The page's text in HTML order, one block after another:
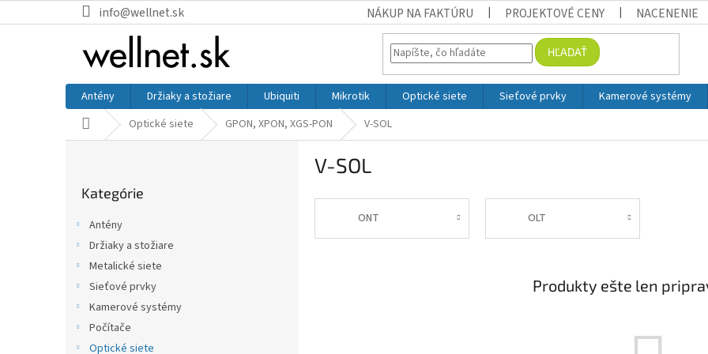
info@wellnet.sk NÁKUP NA FAKTÚRU PROJEKTOVÉ CENY NACENENIE
HĽADAŤ
Antény Držiaky a stožiare Ubiquiti Mikrotik Optické siete Sieťové prvky Kamerové systémy
Domov Optické siete GPON, XPON, XGS-PON V-SOL
Kategórie
Antény
Držiaky a stožiare
Metalické siete
Sieťové prvky
Kamerové systémy
Počítače
Optické siete
V-SOL
ONT OLT
Produkty ešte len